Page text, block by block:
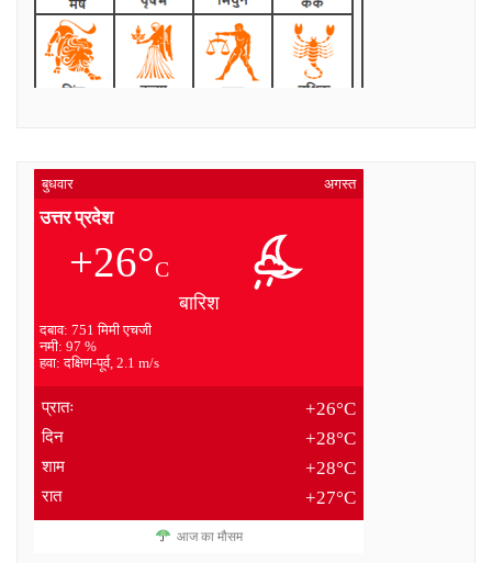
बुधवार अगस्त
उत्तर प्रदेश
+26°C
बारिश
दबाव: 751 मिमी एचजी
नमी: 97 %
हवा: दक्षिण-पूर्व, 2.1 m/s
प्रातः +26°C
दिन +28°C
शाम +28°C
रात +27°C
आज का मौसम